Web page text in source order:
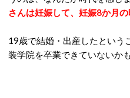
さんは妊娠して、妊娠8か月
19歳で結婚・出産したという
装学院を卒業できていないか